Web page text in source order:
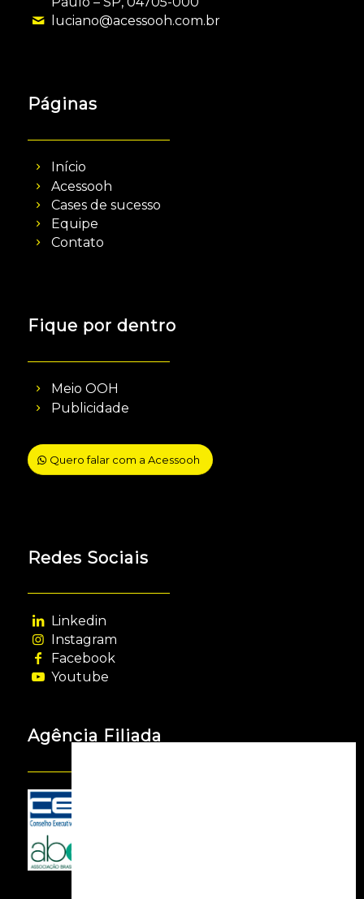
luciano@acessooh.com.br
Páginas
Início
Acessooh
Cases de sucesso
Equipe
Contato
Fique por dentro
Meio OOH
Publicidade
Quero falar com a Acessooh
Redes Sociais
Linkedin
Instagram
Facebook
Youtube
Agência Filiada